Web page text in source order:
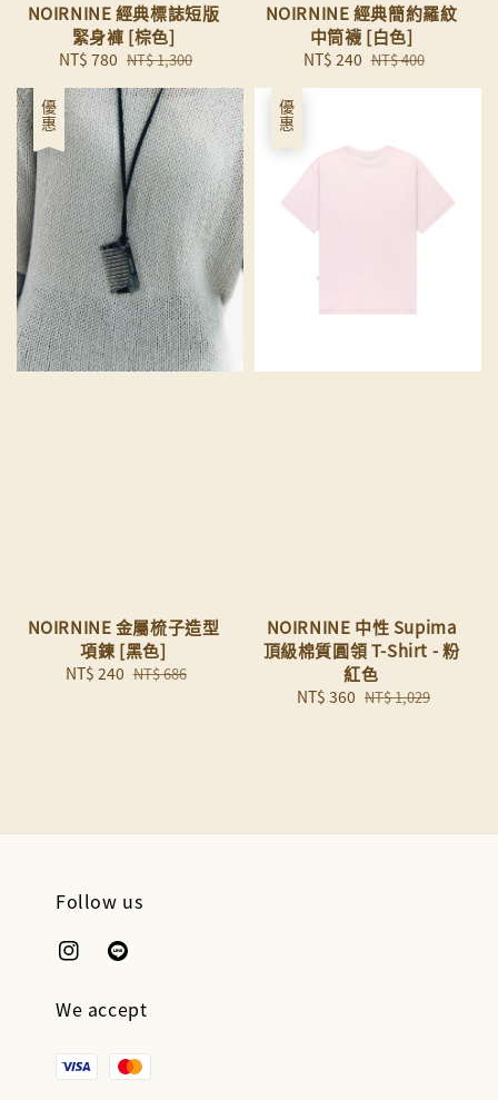
NOIRNINE 經典標誌短版
緊身褲 [棕色]
Sale
price
NT$ 780 Regular
price
NT$ 1,300
NOIRNINE 經典簡約羅紋
中筒襪 [白色]
Sale
price
NT$ 240 Regular
price
NT$ 400
優惠
NOIRNINE 金屬梳子造型
項鍊 [黑色]
Sale
NT$ 240 Regular
NT$ 686
優惠
NOIRNINE 中性 Supima
頂級棉質圓領 T-Shirt - 粉
紅色
Sale
NT$ 360 Regular
NT$ 1,029
Follow us
We accept